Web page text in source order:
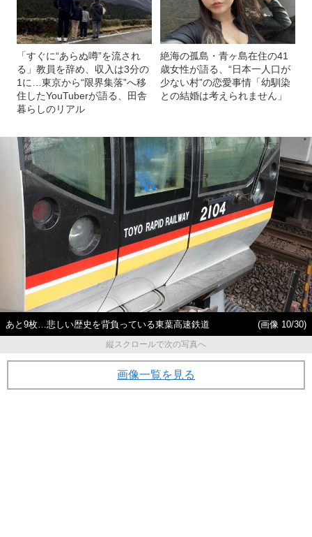
「すぐに“あらぬ噂”を流され
る」教員を辞め、収入は3分の
1に…東京から“限界集落”へ移
住したYouTuberが語る、田舎
暮らしのリアル
絶海の孤島・青ヶ島在住の41
歳女性が語る、“日本一人口が
少ない村”の恋愛事情「幼馴染
との結婚は考えられません」
あと9枚…悲しい歴史を背負っている東葉高速鉄道
(画像 10/30)
縦スクロールで次の写真へ
画像一覧を見る